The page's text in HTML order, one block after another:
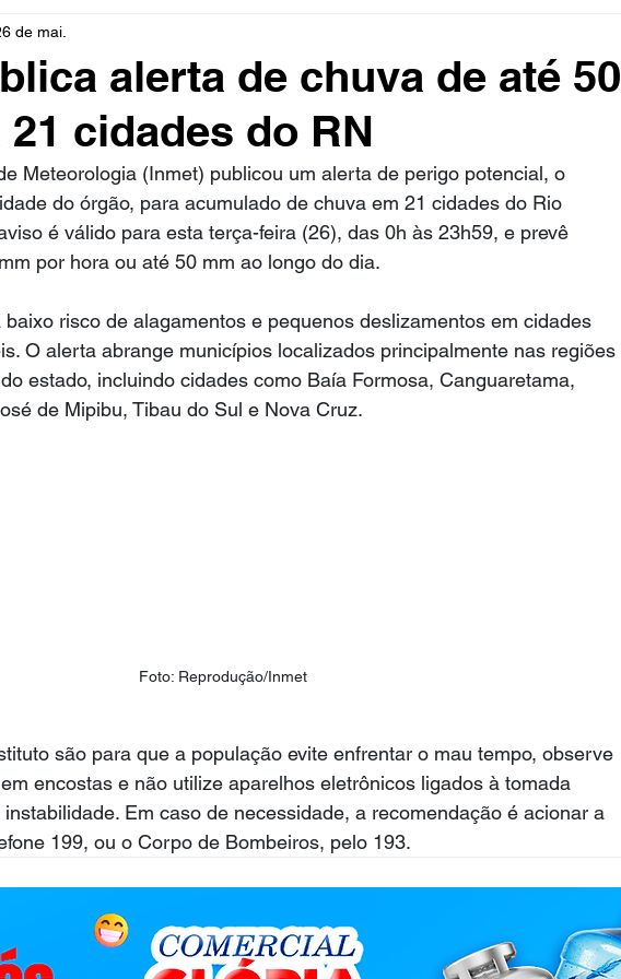
Influencer Luto Artista
Fofocas Redes Sociais Trânsito Reality Show
alerta de chuva de até 50
cidades do RN
de mai.
Meteorologia (Inmet) publicou um alerta de perigo potencial, o
do órgão, para acumulado de chuva em 21 cidades do Rio
é válido para esta terça-feira (26), das 0h às 23h59, e prevê
por hora ou até 50 mm ao longo do dia.
risco de alagamentos e pequenos deslizamentos em cidades
O alerta abrange municípios localizados principalmente nas regiões
estado, incluindo cidades como Baía Formosa, Canguaretama,
de Mipibu, Tibau do Sul e Nova Cruz.
Foto: Reprodução/Inmet
são para que a população evite enfrentar o mau tempo, observe
encostas e não utilize aparelhos eletrônicos ligados à tomada
Em caso de necessidade, a recomendação é acionar a
199, ou o Corpo de Bombeiros, pelo 193.